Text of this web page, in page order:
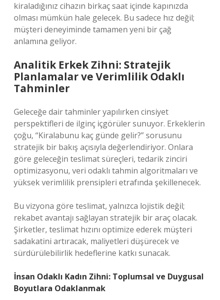
kiraladığınız cihazın birkaç saat içinde kapınızda
olması mümkün hale gelecek. Bu sadece hız değil;
müşteri deneyiminde tamamen yeni bir çağ
anlamına geliyor.
Analitik Erkek Zihni: Stratejik
Planlamalar ve Verimlilik Odaklı
Tahminler
Geleceğe dair tahminler yapılırken cinsiyet
perspektifleri de ilginç içgörüler sunuyor. Erkeklerin
çoğu, “Kiralabunu kaç günde gelir?” sorusunu
stratejik bir bakış açısıyla değerlendiriyor. Onlara
göre geleceğin teslimat süreçleri, tedarik zinciri
optimizasyonu, veri odaklı tahmin algoritmaları ve
yüksek verimlilik prensipleri etrafında şekillenecek.
Bu vizyona göre teslimat, yalnızca lojistik değil;
rekabet avantajı sağlayan stratejik bir araç olacak.
Şirketler, teslimat hızını optimize ederek müşteri
sadakatini artıracak, maliyetleri düşürecek ve
sürdürülebilirlik hedeflerine katkı sunacak.
İnsan Odaklı Kadın Zihni: Toplumsal ve Duygusal
Boyutlara Odaklanmak